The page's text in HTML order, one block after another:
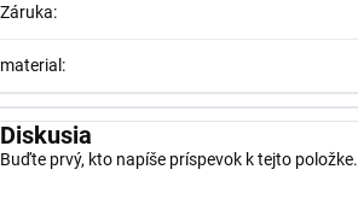
Záruka:
material:
Diskusia
Buďte prvý, kto napíše príspevok k tejto položke.